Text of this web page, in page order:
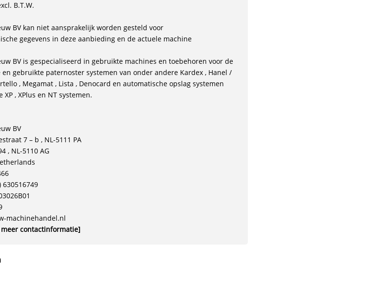
B.T.W.
BV kan niet aansprakelijk worden gesteld voor
gegevens in deze aanbieding en de actuele machine
BV is gespecialiseerd in gebruikte machines en toebehoren voor de
gebruikte paternoster systemen van onder andere Kardex , Hanel /
, Megamat , Lista , Denocard en automatische opslag systemen
, XPlus en NT systemen.
BV
7 – b , NL-5111 PA
, NL-5110 AG
630516749
machinehandel.nl
contactinformatie]